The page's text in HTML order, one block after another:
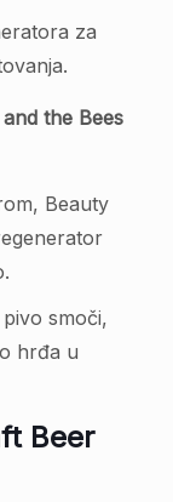
za
the Bees
Beauty
smoči,
hrđa u
Beer